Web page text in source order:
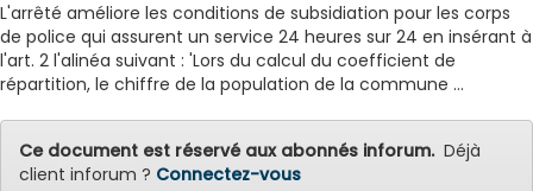
L'arrêté améliore les conditions de subsidiation pour les corps
de police qui assurent un service 24 heures sur 24 en insérant à
l'art. 2 l'alinéa suivant : 'Lors du calcul du coefficient de
répartition, le chiffre de la population de la commune ...
Ce document est réservé aux abonnés inforum.Déjà
client inforum ? Connectez-vous